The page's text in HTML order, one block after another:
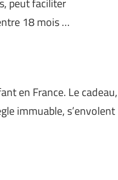
peut faciliter
18 mois …
en France. Le cadeau,
immuable, s’envolent